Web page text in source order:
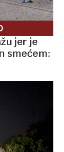
jer je
smećem: